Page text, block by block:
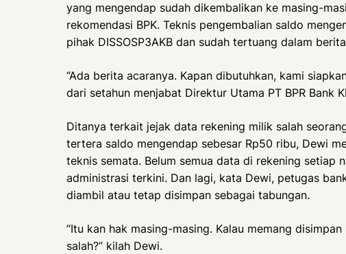
yang mengendap sudah dikembalikan ke masing-
rekomendasi BPK. Teknis pengembalian saldo
pihak DISSOSP3AKB dan sudah tertuang dalam
“Ada berita acaranya. Kapan dibutuhkan, kami
dari setahun menjabat Direktur Utama PT BPR Bank
Ditanya terkait jejak data rekening milik salah
tertera saldo mengendap sebesar Rp50 ribu, Dewi
teknis semata. Belum semua data di rekening setiap
administrasi terkini. Dan lagi, kata Dewi, petugas
diambil atau tetap disimpan sebagai tabungan.
“Itu kan hak masing-masing. Kalau memang
salah?” kilah Dewi.